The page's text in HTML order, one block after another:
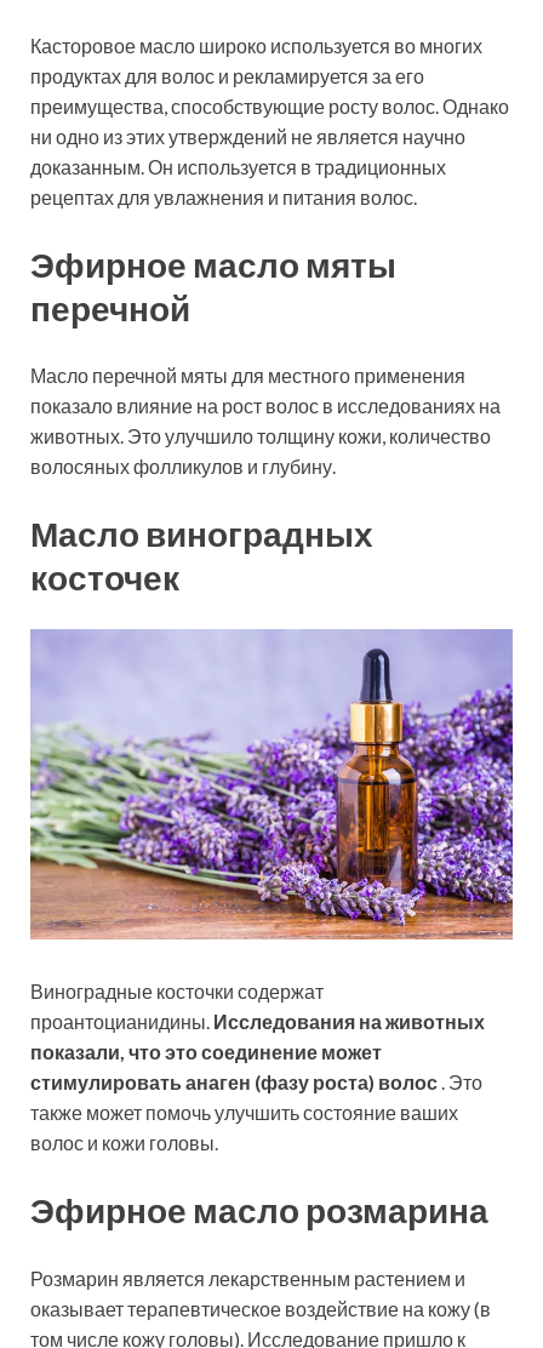
Касторовое масло широко используется во многих
продуктах для волос и рекламируется за его
преимущества, способствующие росту волос. Однако
ни одно из этих утверждений не является научно
доказанным. Он используется в традиционных
рецептах для увлажнения и питания волос.
Эфирное масло мяты
перечной
Масло перечной мяты для местного применения
показало влияние на рост волос в исследованиях на
животных. Это улучшило толщину кожи, количество
волосяных фолликулов и глубину.
Масло виноградных
косточек
Виноградные косточки содержат
проантоцианидины. Исследования на животных
показали, что это соединение может
стимулировать анаген (фазу роста) волос . Это
также может помочь улучшить состояние ваших
волос и кожи головы.
Эфирное масло розмарина
Розмарин является лекарственным растением и
оказывает терапевтическое воздействие на кожу (в
том числе кожу головы). Исследование пришло к